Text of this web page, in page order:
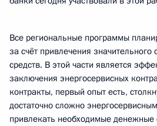
Все региональные программы
за счёт привлечения
средств. В этой части является
заключения энергосервисных
контракты, первый опыт есть,
достаточно сложно
привлекать необходимые денежные